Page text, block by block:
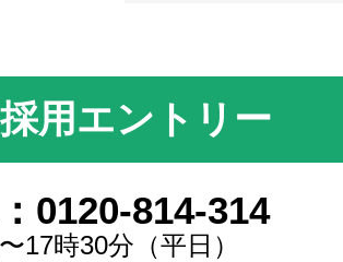
用エントリー
0120-814-314
17時30分（平日）